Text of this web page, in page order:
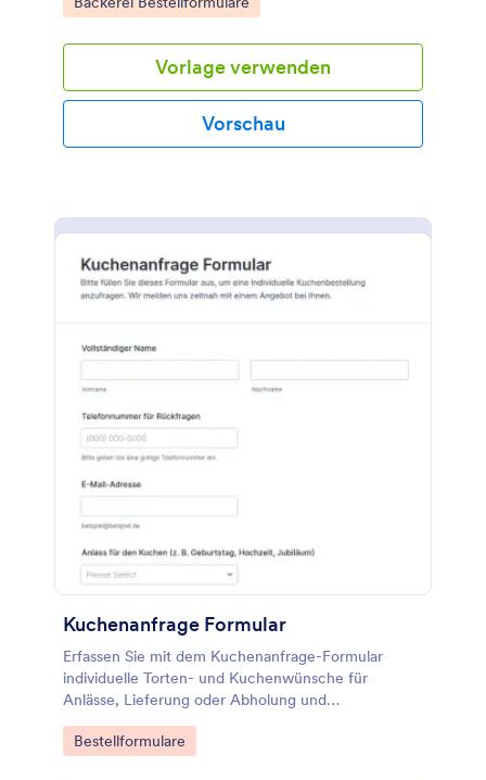
mit Jotform.
Vorlage verwenden
Vorschau
Kuchenanfrage Formular
Erfassen Sie mit dem Kuchenanfrage-Formular
individuelle Torten- und Kuchenwünsche für
Anlässe, Lieferung oder Abholung und
Angebotsanfragen, ideal für Bäckereien,
Konditoreien und Tortenkünstler, die Datenerfassung
Go to Category:
Bestellformulare